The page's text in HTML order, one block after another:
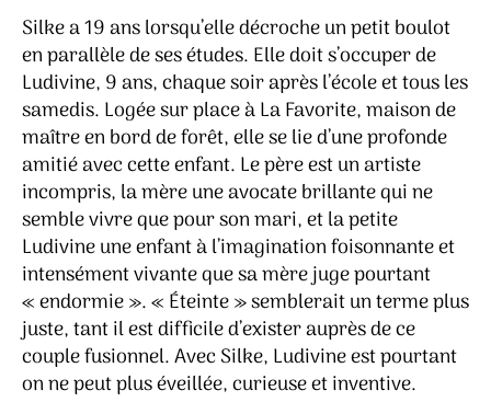
Silke a 19 ans lorsqu’elle décroche un petit boulot
en parallèle de ses études. Elle doit s’occuper de
Ludivine, 9 ans, chaque soir après l’école et tous les
samedis. Logée sur place à La Favorite, maison de
maître en bord de forêt, elle se lie d’une profonde
amitié avec cette enfant. Le père est un artiste
incompris, la mère une avocate brillante qui ne
semble vivre que pour son mari, et la petite
Ludivine une enfant à l’imagination foisonnante et
intensément vivante que sa mère juge pourtant
« endormie ». « Éteinte » semblerait un terme plus
juste, tant il est difficile d’exister auprès de ce
couple fusionnel. Avec Silke, Ludivine est pourtant
on ne peut plus éveillée, curieuse et inventive.